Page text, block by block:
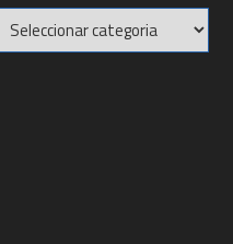
Categorias